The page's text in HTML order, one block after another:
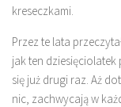
kreseczkami.
Przez te lata
jak ten dziesięciolatek
się już drugi raz. Aż
nic, zachwycają w